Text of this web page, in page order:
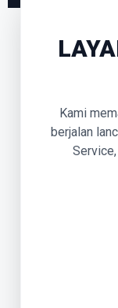
Kami
berjalan